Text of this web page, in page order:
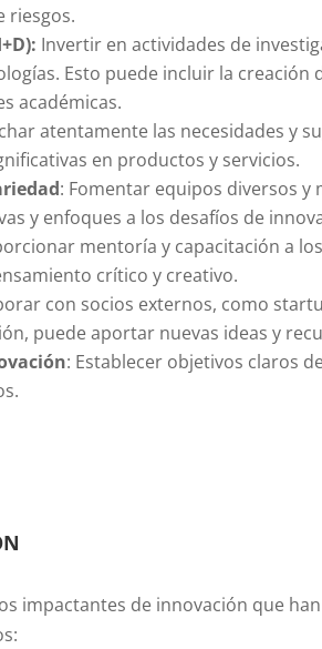
riesgos.
Invertir en actividades de
Esto puede incluir la creación
académicas.
atentamente las necesidades y
en productos y servicios.
: Fomentar equipos diversos
y enfoques a los desafíos de
mentoría y capacitación a
crítico y creativo.
con socios externos, como
puede aportar nuevas ideas y
: Establecer objetivos claros
impactantes de innovación que